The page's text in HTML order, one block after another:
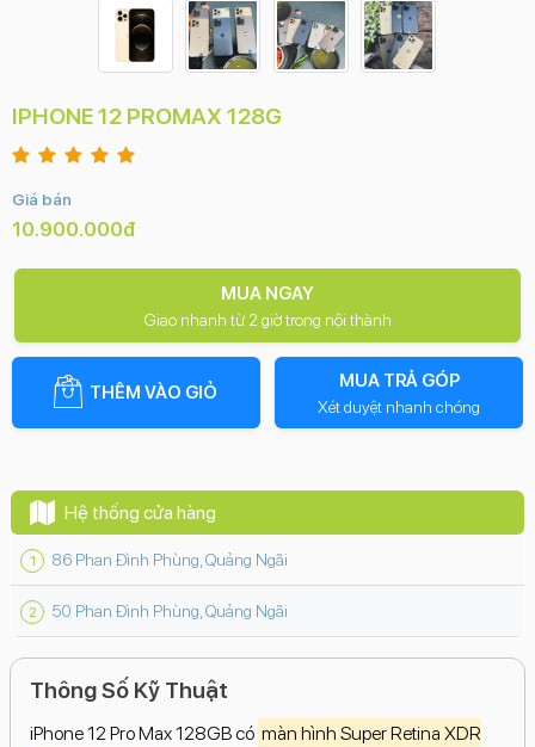
IPHONE 12 PROMAX 128G
Giá bán
10.900.000đ
MUA NGAY
Giao nhanh từ 2 giờ trong nội thành
THÊM VÀO GIỎ
MUA TRẢ GÓP
Xét duyệt nhanh chóng
Hệ thống cửa hàng
86 Phan Đình Phùng, Quảng Ngãi
50 Phan Đình Phùng, Quảng Ngãi
Thông Số Kỹ Thuật
iPhone 12 Pro Max 128GB có màn hình Super Retina XDR